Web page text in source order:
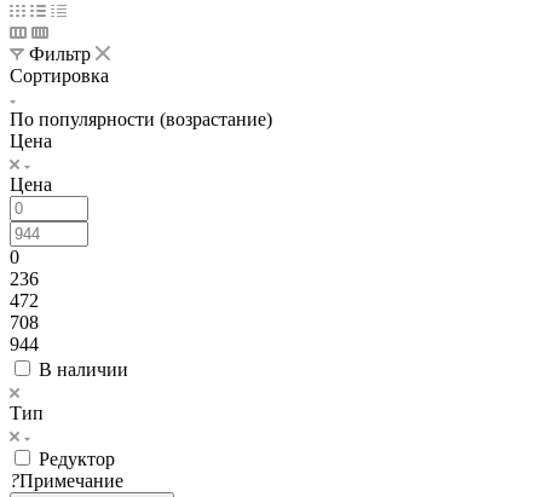
Фильтр
Сортировка
По популярности (возрастание)
Цена
Цена
0
236
472
708
944
В наличии
Тип
Редуктор
?Примечание